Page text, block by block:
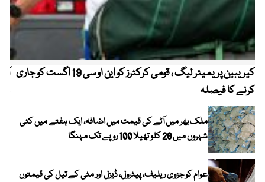
کیریبین پریمیئر لیگ ، قومی کرکٹرز کو این او سی 19 اگست کو جاری
کرنے کا فیصلہ
ملک بھر میں آٹے کی قیمت میں اضافہ، ایک ہفتے میں کئی
شہروں میں 20 کلو تھیلا 100 روپے تک مہنگا
عوام کو جزوی ریلیف، پیٹرول، ڈیزل اور مٹی کے تیل کی قیمتوں